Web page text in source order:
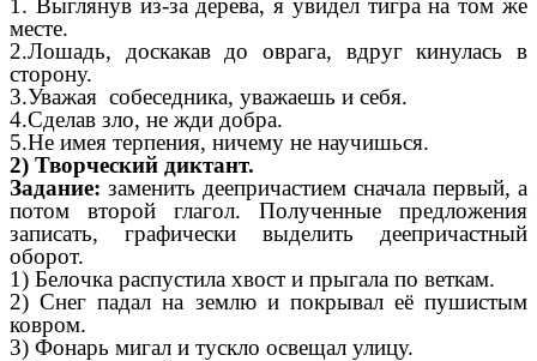
1. Выглянув из-за дерева, я увидел тигра на том же
месте.
2.Лошадь, доскакав до оврага, вдруг кинулась в
сторону.
3.Уважая собеседника, уважаешь и себя.
4.Сделав зло, не жди добра.
5.Не имея терпения, ничему не научишься.
2) Творческий диктант.
Задание: заменить деепричастием сначала первый, а
потом второй глагол. Полученные предложения
записать, графически выделить деепричастный
оборот.
1) Белочка распустила хвост и прыгала по веткам.
2) Снег падал на землю и покрывал её пушистым
ковром.
3) Фонарь мигал и тускло освещал улицу.